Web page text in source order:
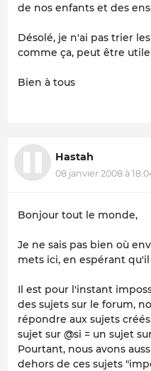
de nos enfants et des
Désolé, je n'ai pas trier
comme ça, peut être
Bien à tous
Hastah
08 janvier 2008 à
Bonjour tout le monde,
Je ne sais pas bien où
mets ici, en espérant qu'il
Il est pour l'instant
des sujets sur le forum,
répondre aux sujets
sujet sur @si = un sujet
Pourtant, nous avons
dehors de ces sujets